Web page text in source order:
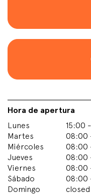
Hora de apertura
Lunes
15:00
Martes
08:00
Miércoles
08:00
Jueves
08:00
Viernes
08:00
Sábado
08:00
Domingo
closed